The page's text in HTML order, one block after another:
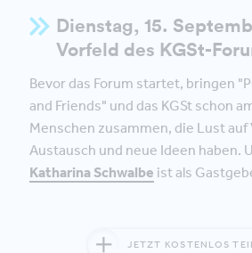
Dienstag, 15.
Vorfeld des KGSt-
Bevor das Forum startet, bringen
and Friends" und das KGSt schon
Menschen zusammen, die Lust auf
Austausch und neue Ideen haben.
Katharina Schwalbe ist als
JETZT KOSTENLOS